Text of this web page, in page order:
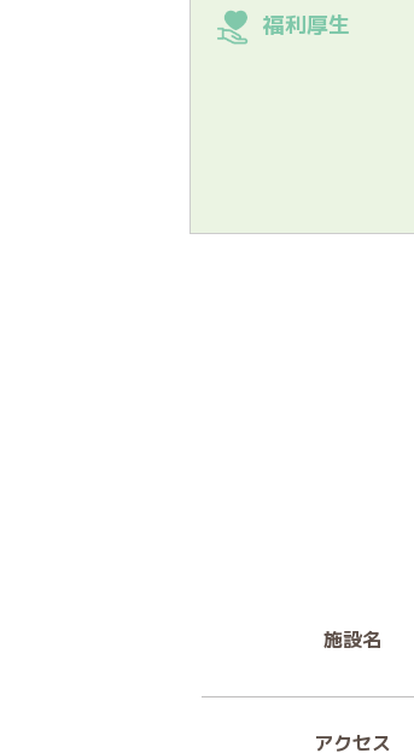
福利厚生
施設名
アクセス